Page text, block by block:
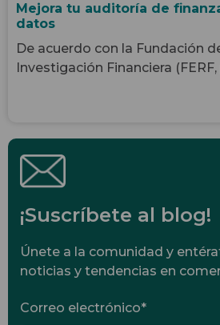
Mejora tu auditoría de
datos
De acuerdo con la Fundación
Investigación Financiera (FERF,
¡Suscríbete al blog!
Únete a la comunidad y
noticias y tendencias en
Correo electrónico*